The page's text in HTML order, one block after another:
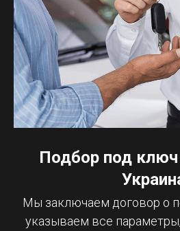
Подбор под ключ
Мы заключаем договор о
указываем все